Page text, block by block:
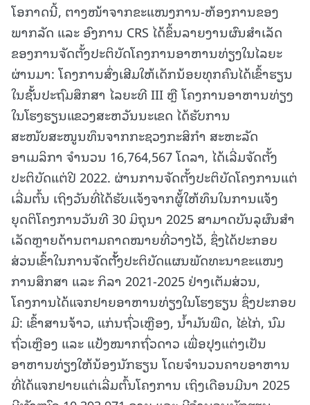
ໂອກາດນີ້, ຕາງໜ້າຈາກຂະແໜງການ-ຫ້ອງການຂອງ
ພາກລັດ ແລະ ອົງການ CRS ໄດ້ຂຶ້ນລາຍງານຜົນສຳເລັດ
ຂອງການຈັດຕັ້ງປະຕິບັດໂຄງການອາຫານທ່ຽງໃນໄລຍະ
ຜ່ານມາ: ໂຄງການສົ່ງເສີມໃຫ້ເດັກນ້ອຍທຸກຄົນໄດ້ເຂົ້າຮຽນ
ໃນຊັັ້ນປະຖົມສຶກສາ ໄລຍະທີ III ຫຼື ໂຄງການອາຫານທ່ຽງ
ໃນໂຮງຮຽນແຂວງສະຫວັນນະເຂດ ໄດ້ຮັບການ
ສະໜັບສະໜູນທຶນຈາກກະຊວງກະສິກໍາ ສະຫະລັດ
ອາເມລິກາ ຈຳນວນ 16,764,567 ໂດລາ, ໄດ້ເລີ່ມຈັດຕັ້ງ
ປະຕິບັດແຕ່ປີ 2022. ຜ່ານການຈັດຕັ້ງປະຕິບັດໂຄງການແຕ່
ເລີ່ມຕົ້ນ ເຖິງວັນທີ່ໄດ້ຮັບເເຈ້ງຈາກຜູ້້ໃຫ້ທຶນໃນການແຈ້ງ
ຍຸດຕິໂຄງການວັນທີ 30 ມິຖຸນາ 2025 ສາມາດບັນລຸຜົນສໍາ
ເລັດຫຼາຍດ້ານຕາມຄາດໝາຍທີ່ວາງໄວ້, ຊຶ່ງໄດ້ປະກອບ
ສ່ວນເຂົ້າໃນການຈັດຕັັ້ງປະຕິບັດແຜນພັດທະນາຂະແໜງ
ການສຶກສາ ແລະ ກິລາ 2021-2025 ຢ່າງເຕັມສ່ວນ,
ໂຄງການໄດ້ແຈກຢາຍອາຫານທ່ຽງໃນໂຮງຮຽນ ຊຶ່ງປະກອບ
ມີ: ເຂົ້າສານຈ້າວ, ແກ່ນຖົ່ວເຫຼືອງ, ນ້ຳມັນພືດ, ໄຂ່ໄກ່, ນົມ
ຖົ່ວເຫຼືອງ ແລະ ແປ້ງໝາກຖົ່ວດາວ ເພື່ອປຸງແຕ່ງເປັນ
ອາຫານທ່ຽງໃຫ້ນ້ອງນັກຮຽນ ໂດຍຈໍານວນຄາບອາຫານ
ທີ່ໄດ້ແຈກຢາຍແຕ່ເລີ່ມຕົ້ນໂຄງການ ເຖິງເດືອນມີນາ 2025